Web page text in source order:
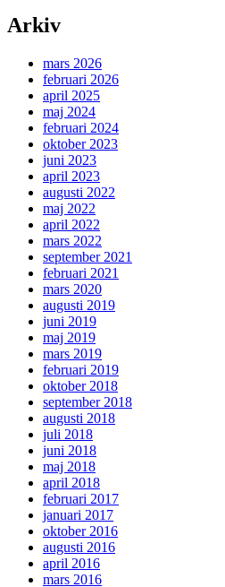
Arkiv
mars 2026
februari 2026
april 2025
maj 2024
februari 2024
oktober 2023
juni 2023
april 2023
augusti 2022
maj 2022
april 2022
mars 2022
september 2021
februari 2021
mars 2020
augusti 2019
juni 2019
maj 2019
mars 2019
februari 2019
oktober 2018
september 2018
augusti 2018
juli 2018
juni 2018
maj 2018
april 2018
februari 2017
januari 2017
oktober 2016
augusti 2016
april 2016
mars 2016